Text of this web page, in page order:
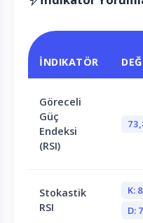
İNDIKATÖR
Göreceli
Güç
Endeksi
(RSI)
Stokastik
RSI
K:
D: